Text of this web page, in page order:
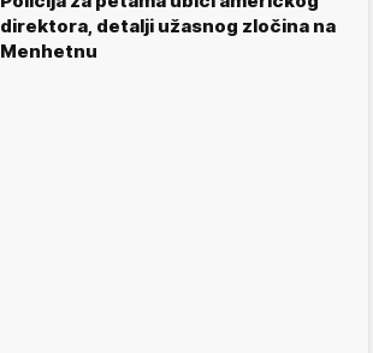
direktora, detalji užasnog zločina na
Menhetnu